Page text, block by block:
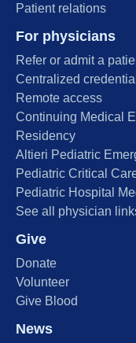
Patient relations
For physicians
Refer or admit a
Centralized
Remote access
Continuing Medical
Residency
Altieri Pediatric
Pediatric Critical
Pediatric Hospital
See all physician
Give
Donate
Volunteer
Give Blood
News